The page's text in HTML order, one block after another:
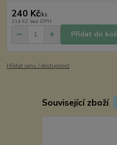
240 Kč/ks
214 Kč bez DPH
Přidat do
Hlídat cenu / dostupnost
Související zboží